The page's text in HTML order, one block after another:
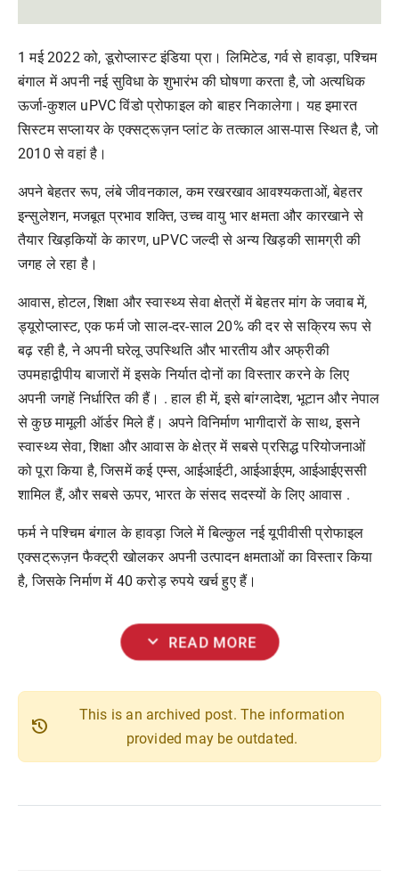
1 मई 2022 को, डूरोप्लास्ट इंडिया प्रा। लिमिटेड, गर्व से हावड़ा, पश्चिम
बंगाल में अपनी नई सुविधा के शुभारंभ की घोषणा करता है, जो अत्यधिक
ऊर्जा-कुशल uPVC विंडो प्रोफाइल को बाहर निकालेगा। यह इमारत
सिस्टम सप्लायर के एक्सट्रूज़न प्लांट के तत्काल आस-पास स्थित है, जो
2010 से वहां है।
अपने बेहतर रूप, लंबे जीवनकाल, कम रखरखाव आवश्यकताओं, बेहतर
इन्सुलेशन, मजबूत प्रभाव शक्ति, उच्च वायु भार क्षमता और कारखाने से
तैयार खिड़कियों के कारण, uPVC जल्दी से अन्य खिड़की सामग्री की
जगह ले रहा है।
आवास, होटल, शिक्षा और स्वास्थ्य सेवा क्षेत्रों में बेहतर मांग के जवाब में,
ड्यूरोप्लास्ट, एक फर्म जो साल-दर-साल 20% की दर से सक्रिय रूप से
बढ़ रही है, ने अपनी घरेलू उपस्थिति और भारतीय और अफ्रीकी
उपमहाद्वीपीय बाजारों में इसके निर्यात दोनों का विस्तार करने के लिए
अपनी जगहें निर्धारित की हैं। . हाल ही में, इसे बांग्लादेश, भूटान और नेपाल
से कुछ मामूली ऑर्डर मिले हैं। अपने विनिर्माण भागीदारों के साथ, इसने
स्वास्थ्य सेवा, शिक्षा और आवास के क्षेत्र में सबसे प्रसिद्ध परियोजनाओं
को पूरा किया है, जिसमें कई एम्स, आईआईटी, आईआईएम, आईआईएससी
शामिल हैं, और सबसे ऊपर, भारत के संसद सदस्यों के लिए आवास .
फर्म ने पश्चिम बंगाल के हावड़ा जिले में बिल्कुल नई यूपीवीसी प्रोफाइल
एक्सट्रूज़न फैक्ट्री खोलकर अपनी उत्पादन क्षमताओं का विस्तार किया
है, जिसके निर्माण में 40 करोड़ रुपये खर्च हुए हैं।
expand_more READ MORE
history
This is an archived post. The information
provided may be outdated.